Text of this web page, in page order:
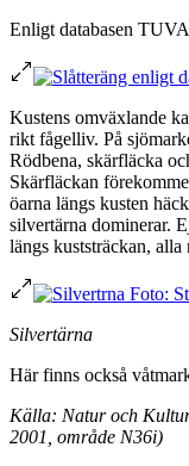
Enligt databasen
Kustens omväxlande
rikt fågelliv. På
Rödbena, skärfläcka
Skärfläckan
öarna längs kusten
silvertärna dominerar.
längs kuststräckan, alla
Silvertärna
Här finns också
Källa: Natur och
2001, område N36i)